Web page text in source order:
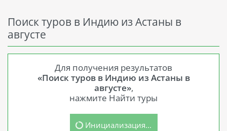
Поиск туров в Индию из Астаны в
августе
Для получения результатов
«Поиск туров в Индию из Астаны в
августе»,
нажмите Найти туры
Инициализация...